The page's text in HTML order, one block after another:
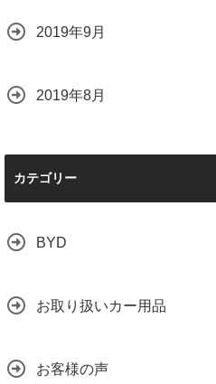
2019年9月
2019年8月
カテゴリー
BYD
お取り扱いカー用品
お客様の声